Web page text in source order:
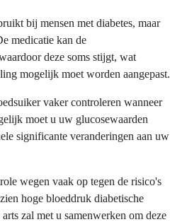
bij mensen met diabetes, maar
medicatie kan de
deze soms stijgt, wat
mogelijk moet worden aangepast.
vaker controleren wanneer
moet u uw glucosewaarden
significante veranderingen aan uw
wegen vaak op tegen de risico's
hoge bloeddruk diabetische
zal met u samenwerken om deze